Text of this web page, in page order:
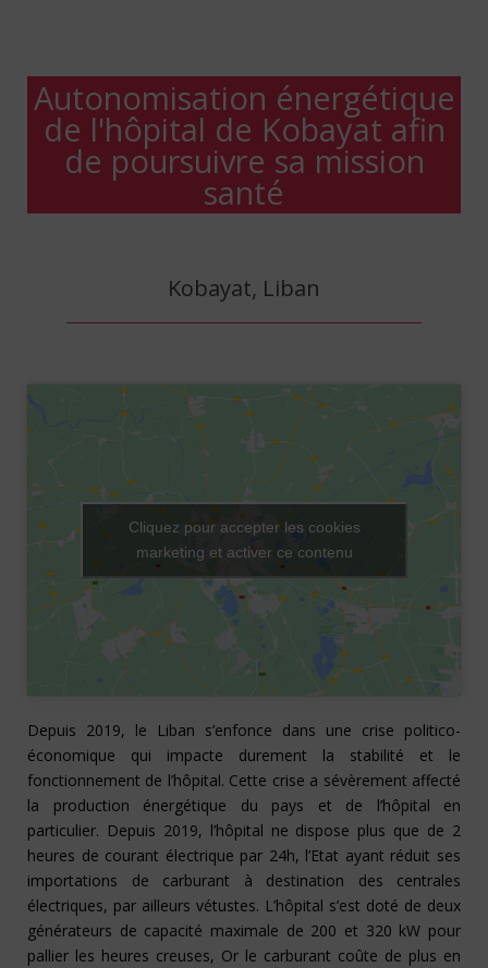
Autonomisation énergétique
de l'hôpital de Kobayat afin
de poursuivre sa mission
santé
Kobayat, Liban
Cliquez pour accepter les cookies
marketing et activer ce contenu
Depuis 2019, le Liban s’enfonce dans une crise politico-
économique qui impacte durement la stabilité et le
fonctionnement de l’hôpital. Cette crise a sévèrement affecté
la production énergétique du pays et de l’hôpital en
particulier. Depuis 2019, l’hôpital ne dispose plus que de 2
heures de courant électrique par 24h, l’Etat ayant réduit ses
importations de carburant à destination des centrales
électriques, par ailleurs vétustes. L’hôpital s’est doté de deux
générateurs de capacité maximale de 200 et 320 kW pour
pallier les heures creuses, Or le carburant coûte de plus en